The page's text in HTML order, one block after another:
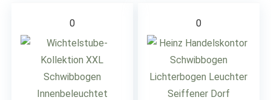
0 0